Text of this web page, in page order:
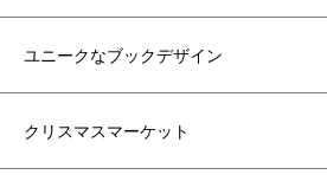
ユニークなブックデザイン
クリスマスマーケット